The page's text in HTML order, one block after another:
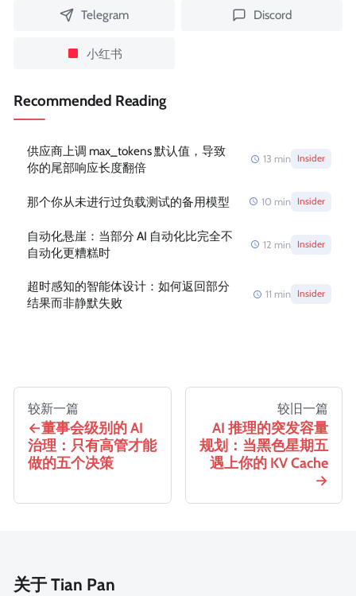
Telegram Discord
小红书
Recommended Reading
供应商上调 max_tokens 默认值，导致
你的尾部响应长度翻倍
13 min Insider
那个你从未进行过负载测试的备用模型 10 min Insider
自动化悬崖：当部分 AI 自动化比完全不
自动化更糟糕时
12 min Insider
超时感知的智能体设计：如何返回部分
结果而非静默失败
11 min Insider
较新一篇
董事会级别的 AI
治理：只有高管才能
做的五个决策
较旧一篇
AI 推理的突发容量
规划：当黑色星期五
遇上你的 KV Cache
关于 Tian Pan